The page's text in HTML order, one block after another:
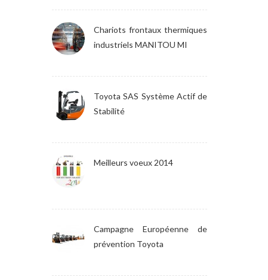
Chariots frontaux thermiques
industriels MANITOU MI
Toyota SAS Système Actif de
Stabilité
Meilleurs voeux 2014
Campagne Européenne de
prévention Toyota